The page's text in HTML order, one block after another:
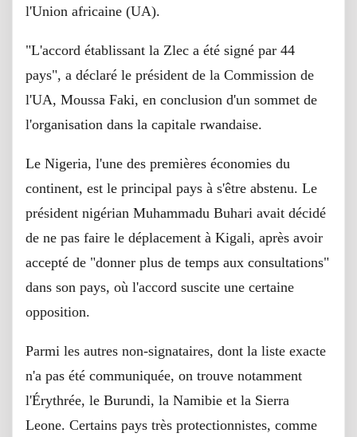
l'Union africaine (UA).
"L'accord établissant la Zlec a été signé par 44
pays", a déclaré le président de la Commission de
l'UA, Moussa Faki, en conclusion d'un sommet de
l'organisation dans la capitale rwandaise.
Le Nigeria, l'une des premières économies du
continent, est le principal pays à s'être abstenu. Le
président nigérian Muhammadu Buhari avait décidé
de ne pas faire le déplacement à Kigali, après avoir
accepté de "donner plus de temps aux consultations"
dans son pays, où l'accord suscite une certaine
opposition.
Parmi les autres non-signataires, dont la liste exacte
n'a pas été communiquée, on trouve notamment
l'Érythrée, le Burundi, la Namibie et la Sierra
Leone. Certains pays très protectionnistes, comme